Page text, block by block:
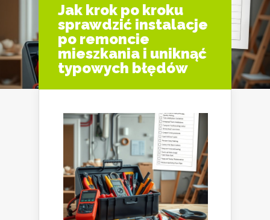
Jak krok po kroku
sprawdzić instalacje
po remoncie
mieszkania i uniknąć
typowych błędów